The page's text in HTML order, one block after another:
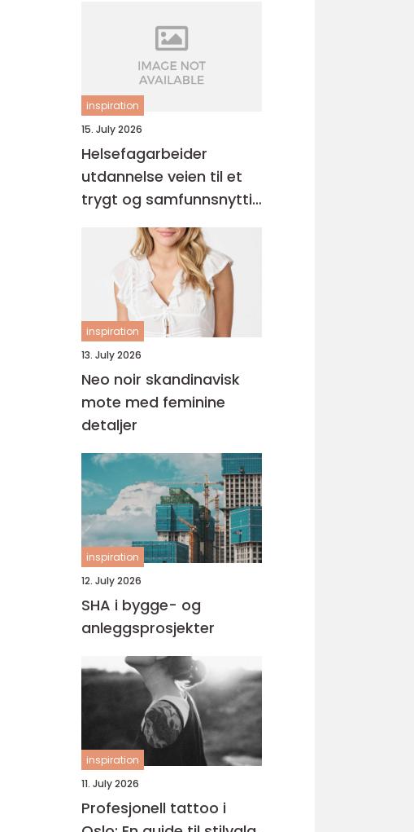
inspiration
15. July 2026
Helsefagarbeider
utdannelse veien til et
trygt og samfunnsnyttig
inspiration
13. July 2026
Neo noir skandinavisk
mote med feminine
detaljer
inspiration
12. July 2026
SHA i bygge- og
anleggsprosjekter
inspiration
11. July 2026
Profesjonell tattoo i